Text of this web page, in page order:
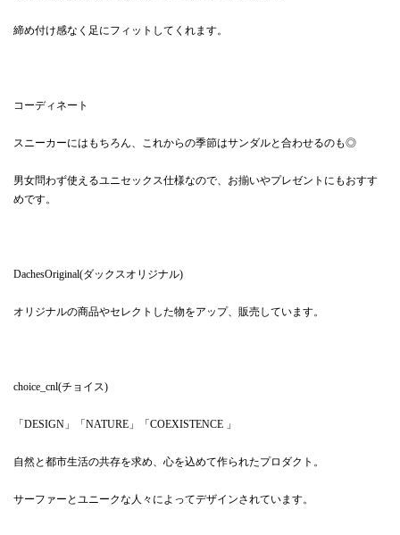
締め付け感なく足にフィットしてくれます。
コーディネート
スニーカーにはもちろん、これからの季節はサンダルと合わせるのも◎
男女問わず使えるユニセックス仕様なので、お揃いやプレゼントにもおすす
めです。
DachesOriginal(ダックスオリジナル)
オリジナルの商品やセレクトした物をアップ、販売しています。
choice_cnl(チョイス)
「DESIGN」「NATURE」「COEXISTENCE 」
自然と都市生活の共存を求め、心を込めて作られたプロダクト。
サーファーとユニークな人々によってデザインされています。